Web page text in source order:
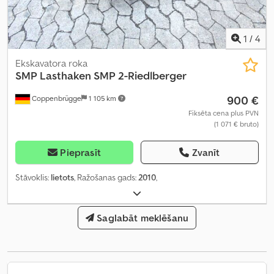
1 / 4
Coppenbrügge 1 105 km
Ekskavatora roka
SMP Lasthaken SMP 2-Riedlberger
900 €
Fiksēta cena plus PVN
(1 071 € bruto)
Pieprasīt Zvanīt
Stāvoklis: lietots, Ražošanas gads:2010,
Saglabāt meklēšanu